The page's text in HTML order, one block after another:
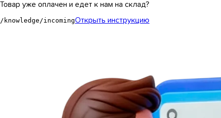
Товар уже оплачен и едет к нам на склад?
/knowledge/incomingОткрыть инструкцию